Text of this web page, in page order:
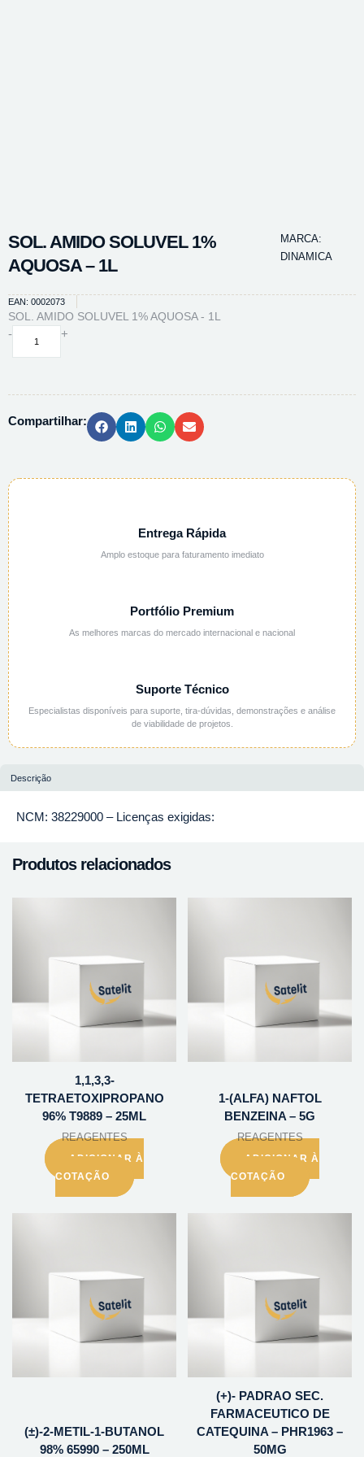
SOL. AMIDO SOLUVEL 1%
AQUOSA – 1L
MARCA:
DINAMICA
EAN: 0002073
SOL. AMIDO SOLUVEL 1% AQUOSA - 1L
-
SOL.
-
+
Compartilhar:
Entrega Rápida
Amplo estoque para faturamento imediato
Portfólio Premium
As melhores marcas do mercado internacional e nacional
Suporte Técnico
Especialistas disponíveis para suporte, tira-dúvidas, demonstrações e análise
de viabilidade de projetos.
Descrição
NCM: 38229000 – Licenças exigidas:
Produtos relacionados
1,1,3,3-
TETRAETOXIPROPANO
96% T9889 – 25ML
REAGENTES
ADICIONAR À
COTAÇÃO
1-(ALFA) NAFTOL
BENZEINA – 5G
REAGENTES
ADICIONAR À
COTAÇÃO
(±)-2-METIL-1-BUTANOL
98% 65990 – 250ML
(+)- PADRAO SEC.
FARMACEUTICO DE
CATEQUINA – PHR1963 –
50MG